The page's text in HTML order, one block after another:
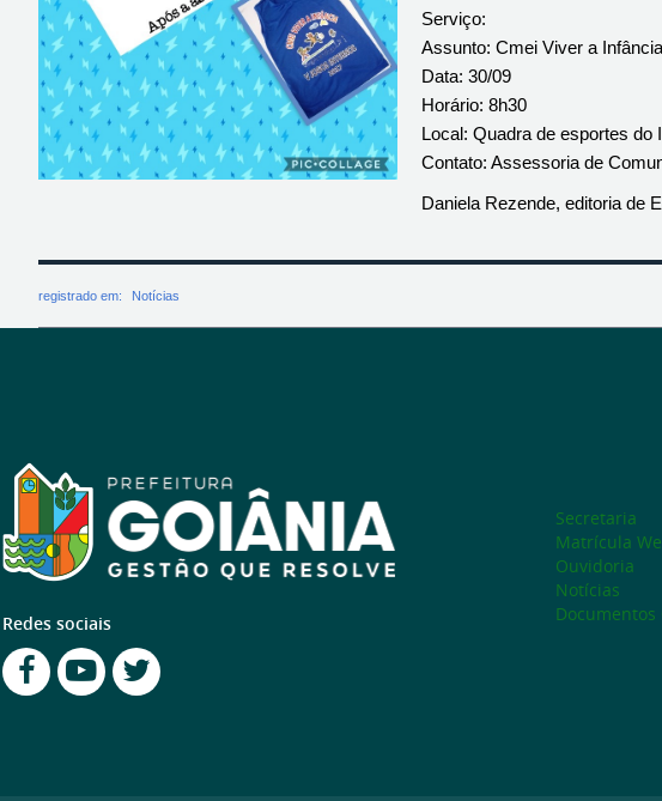
Serviço:
Assunto: Cmei Viver a
Data: 30/09
Horário: 8h30
Local: Quadra de esportes do
Contato: Assessoria de
Daniela Rezende, editoria de
registrado em: Notícias
Redes sociais
Secretaria
Matrícula
Ouvidoria
Notícias
Documentos